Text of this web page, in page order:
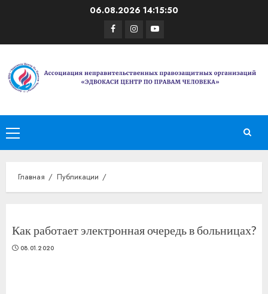
06.08.2026 14:15:50
Facebook
Instagram
Youtube
Основное
меню
Главная Публикации
Как работает электронная очередь в больницах?
08.01.2020